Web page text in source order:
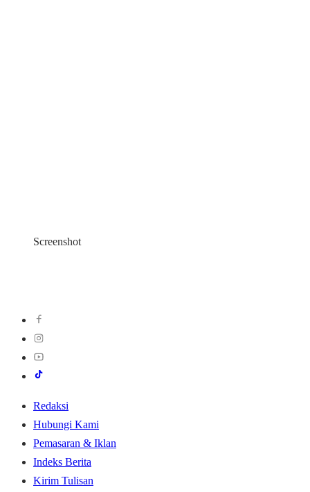
Screenshot
Redaksi
Hubungi Kami
Pemasaran & Iklan
Indeks Berita
Kirim Tulisan